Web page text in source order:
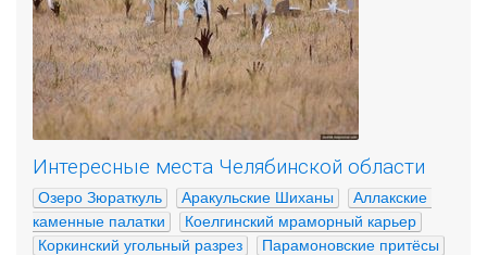
Интересные места Челябинской области
Озеро Зюраткуль Аракульские Шиханы
Аллакские
каменные палатки
Коелгинский мраморный карьер
Коркинский угольный разрез
Парамоновские притёсы